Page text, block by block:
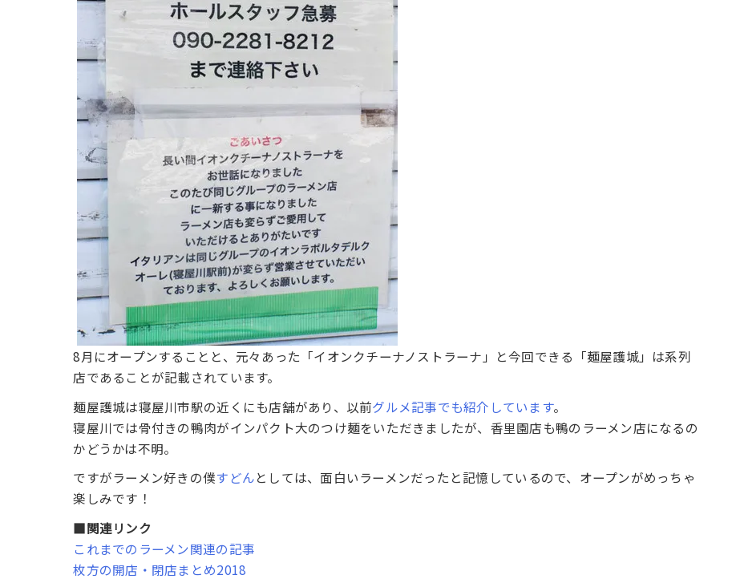
8月にオープンすることと、元々あった「イオンクチーナノストラーナ」と今回できる「麺屋護城」は系列
店であることが記載されています。
麺屋護城は寝屋川市駅の近くにも店舗があり、以前グルメ記事でも紹介しています。
寝屋川では骨付きの鴨肉がインパクト大のつけ麺をいただきましたが、香里園店も鴨のラーメン店になるの
かどうかは不明。
ですがラーメン好きの僕すどんとしては、面白いラーメンだったと記憶しているので、オープンがめっちゃ
楽しみです！
■関連リンク
これまでのラーメン関連の記事
枚方の開店・閉店まとめ2018